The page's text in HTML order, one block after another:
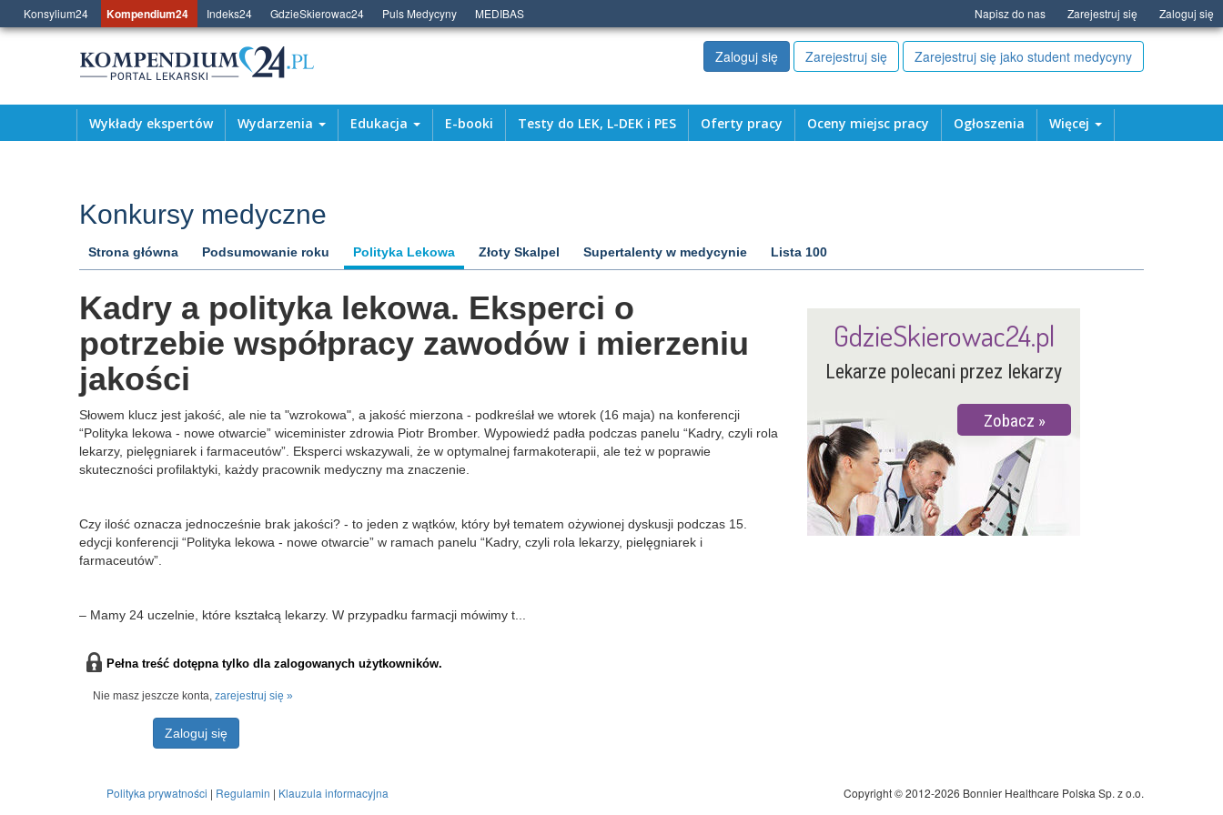
Konsylium24 Kompendium24 Indeks24 GdzieSkierowac24 Puls Medycyny MEDIBAS Napisz do nas Zarejestruj się Zaloguj się
Zaloguj się Zarejestruj się Zarejestruj się jako student medycyny
Wykłady ekspertów Wydarzenia Edukacja E-booki Testy do LEK, L-DEK i PES Oferty pracy Oceny miejsc pracy Ogłoszenia Więcej
Konkursy medyczne
Strona główna Podsumowanie roku Polityka Lekowa Złoty Skalpel Supertalenty w medycynie Lista 100
Kadry a polityka lekowa. Eksperci o
potrzebie współpracy zawodów i mierzeniu
jakości
Słowem klucz jest jakość, ale nie ta "wzrokowa", a jakość mierzona - podkreślał we wtorek (16 maja) na konferencji
“Polityka lekowa - nowe otwarcie” wiceminister zdrowia Piotr Bromber. Wypowiedź padła podczas panelu “Kadry, czyli rola
lekarzy, pielęgniarek i farmaceutów”. Eksperci wskazywali, że w optymalnej farmakoterapii, ale też w poprawie
skuteczności profilaktyki, każdy pracownik medyczny ma znaczenie.
Czy ilość oznacza jednocześnie brak jakości? - to jeden z wątków, który był tematem ożywionej dyskusji podczas 15.
edycji konferencji “Polityka lekowa - nowe otwarcie” w ramach panelu “Kadry, czyli rola lekarzy, pielęgniarek i
farmaceutów”.
– Mamy 24 uczelnie, które kształcą lekarzy. W przypadku farmacji mówimy t...
Pełna treść dotępna tylko dla zalogowanych użytkowników.
Nie masz jeszcze konta, zarejestruj się »
Zaloguj się
Lekarze polecani przez lekarzy
Zobacz
GdzieSkierowac24.pl
Polityka prywatności | Regulamin | Klauzula informacyjna Copyright © 2012-2026 Bonnier Healthcare Polska Sp. z o.o.